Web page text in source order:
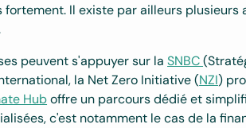
Il existe par ailleurs plusieurs
peuvent s'appuyer sur laSNBC
la Net Zero Initiative (NZI)
Huboffre un parcours dédié et
c'est notamment le cas de la